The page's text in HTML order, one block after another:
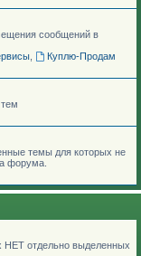
сообщений в
,
Куплю-Продам
темы для которых не
форума.
НЕТ отдельно выделенных